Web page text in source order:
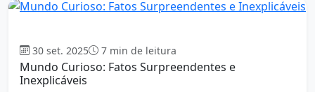
30 set. 2025 7 min de leitura
Mundo Curioso: Fatos Surpreendentes e
Inexplicáveis